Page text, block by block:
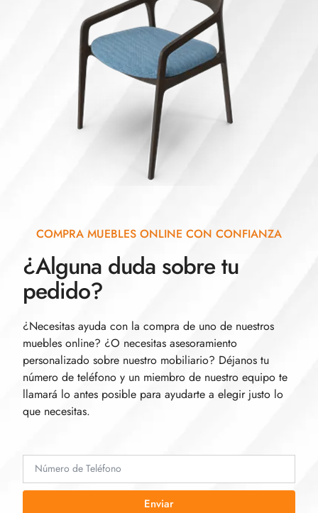
COMPRA MUEBLES ONLINE CON CONFIANZA
¿Alguna duda sobre tu
pedido?
¿Necesitas ayuda con la compra de uno de nuestros
muebles online? ¿O necesitas asesoramiento
personalizado sobre nuestro mobiliario? Déjanos tu
número de teléfono y un miembro de nuestro equipo te
llamará lo antes posible para ayudarte a elegir justo lo
que necesitas.
Enviar